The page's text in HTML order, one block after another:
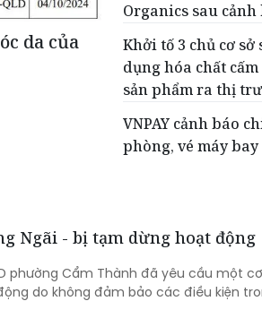
da của
Organics sau
Khởi tố 3 chủ cơ
dụng hóa chất
sản phẩm ra thị
VNPAY cảnh báo
phòng, vé máy
Ngãi - bị tạm dừng hoạt động
phường Cẩm Thành đã yêu cầu một
do không đảm bảo các điều kiện